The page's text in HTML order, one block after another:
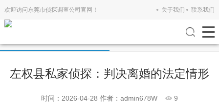
欢迎访问东莞市侦探调查公司官网！ 关于我们 联系我们
左权县私家侦探：判决离婚的法定情形
时间：2026-04-28 作者：admin678W 9